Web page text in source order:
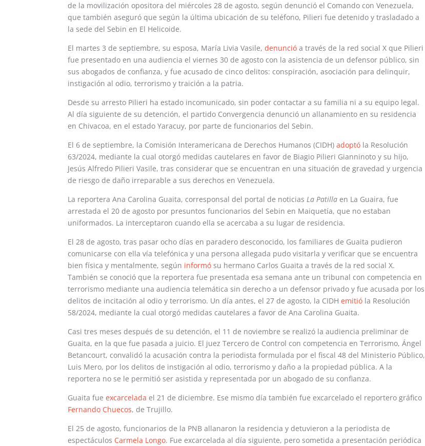
de la movilización opositora del miércoles 28 de agosto, según denunció el Comando con Venezuela,
que también aseguró que según la última ubicación de su teléfono, Pilieri fue detenido y trasladado a
la sede del Sebin en El Helicoide.
El martes 3 de septiembre, su esposa, María Livia Vasile, denunció a través de la red social X que Pilieri
fue presentado en una audiencia el viernes 30 de agosto con la asistencia de un defensor público, sin
sus abogados de confianza, y fue acusado de cinco delitos: conspiración, asociación para delinquir,
instigación al odio, terrorismo y traición a la patria.
Desde su arresto Pilieri ha estado incomunicado, sin poder contactar a su familia ni a su equipo legal.
Al día siguiente de su detención, el partido Convergencia denunció un allanamiento en su residencia
en Chivacoa, en el estado Yaracuy, por parte de funcionarios del Sebin.
El 6 de septiembre, la Comisión Interamericana de Derechos Humanos (CIDH) adoptó la Resolución
63/2024, mediante la cual otorgó medidas cautelares en favor de Biagio Pilieri Gianninoto y su hijo,
Jesús Alfredo Pilieri Vasile, tras considerar que se encuentran en una situación de gravedad y urgencia
de riesgo de daño irreparable a sus derechos en Venezuela.
La reportera Ana Carolina Guaita, corresponsal del portal de noticias La Patilla en La Guaira, fue
arrestada el 20 de agosto por presuntos funcionarios del Sebin en Maiquetía, que no estaban
uniformados. La interceptaron cuando ella se acercaba a su lugar de residencia.
El 28 de agosto, tras pasar ocho días en paradero desconocido, los familiares de Guaita pudieron
comunicarse con ella vía telefónica y una persona allegada pudo visitarla y verificar que se encuentra
bien física y mentalmente, según informó su hermano Carlos Guaita a través de la red social X.
También se conoció que la reportera fue presentada esa semana ante un tribunal con competencia en
terrorismo mediante una audiencia telemática sin derecho a un defensor privado y fue acusada por los
delitos de incitación al odio y terrorismo. Un día antes, el 27 de agosto, la CIDH emitió la Resolución
58/2024, mediante la cual otorgó medidas cautelares a favor de Ana Carolina Guaita.
Casi tres meses después de su detención, el 11 de noviembre se realizó la audiencia preliminar de
Guaita, en la que fue pasada a juicio. El juez Tercero de Control con competencia en Terrorismo, Ángel
Betancourt, convalidó la acusación contra la periodista formulada por el fiscal 48 del Ministerio Público,
Luis Mero, por los delitos de instigación al odio, terrorismo y daño a la propiedad pública. A la
reportera no se le permitió ser asistida y representada por un abogado de su confianza.
Guaita fue excarcelada el 21 de diciembre. Ese mismo día también fue excarcelado el reportero gráfico
Fernando Chuecos, de Trujillo.
El 25 de agosto, funcionarios de la PNB allanaron la residencia y detuvieron a la periodista de
espectáculos Carmela Longo. Fue excarcelada al día siguiente, pero sometida a presentación periódica